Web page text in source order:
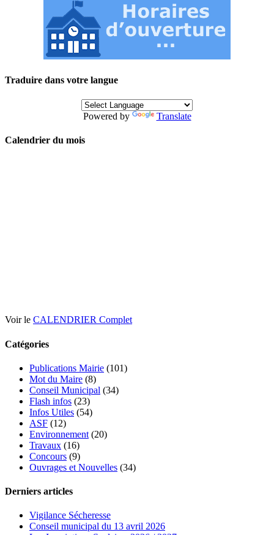
Traduire dans votre langue
Powered by Translate
Calendrier du mois
Voir le CALENDRIER Complet
Catégories
Publications Mairie (101)
Mot du Maire (8)
Conseil Municipal (34)
Flash infos (23)
Infos Utiles (54)
ASF (12)
Environnement (20)
Travaux (16)
Concours (9)
Ouvrages et Nouvelles (34)
Derniers articles
Vigilance Sécheresse
Conseil municipal du 13 avril 2026